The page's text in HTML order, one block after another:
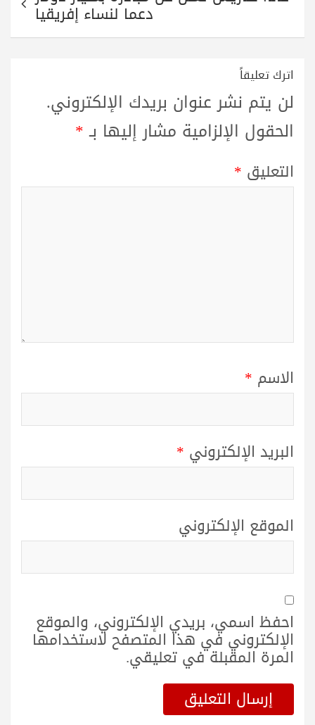
دعما لنساء إفريقيا
اترك تعليقاً
لن يتم نشر عنوان بريدك الإلكتروني.
الحقول الإلزامية مشار إليها بـ*
التعليق *
الاسم *
البريد الإلكتروني *
الموقع الإلكتروني
احفظ اسمي، بريدي الإلكتروني، والموقع
الإلكتروني في هذا المتصفح لاستخدامها
المرة المقبلة في تعليقي.